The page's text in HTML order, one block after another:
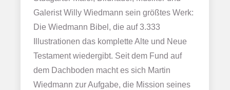
Galerist Willy Wiedmann sein größtes Werk:
Die Wiedmann Bibel, die auf 3.333
Illustrationen das komplette Alte und Neue
Testament wiedergibt. Seit dem Fund auf
dem Dachboden macht es sich Martin
Wiedmann zur Aufgabe, die Mission seines